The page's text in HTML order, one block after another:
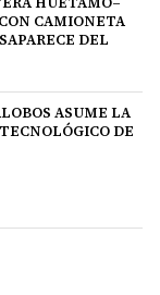
CAMIONETA
DEL
ASUME LA
DE